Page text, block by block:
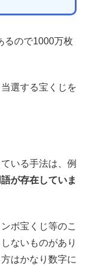
るので1000万枚
選する宝くじを
いる手法は、例
が存在していま
ボ宝くじ等のこ
ないものがあり
はかなり数字に